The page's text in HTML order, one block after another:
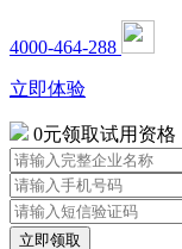
4000-464-288
立即体验
0元领取试用资格
立即领取